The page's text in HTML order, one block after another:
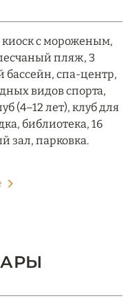
киоск с мороженым,
пляж, 3
бассейн, спа-центр,
видов спорта,
(4–12 лет), клуб для
библиотека, 16
зал, парковка.